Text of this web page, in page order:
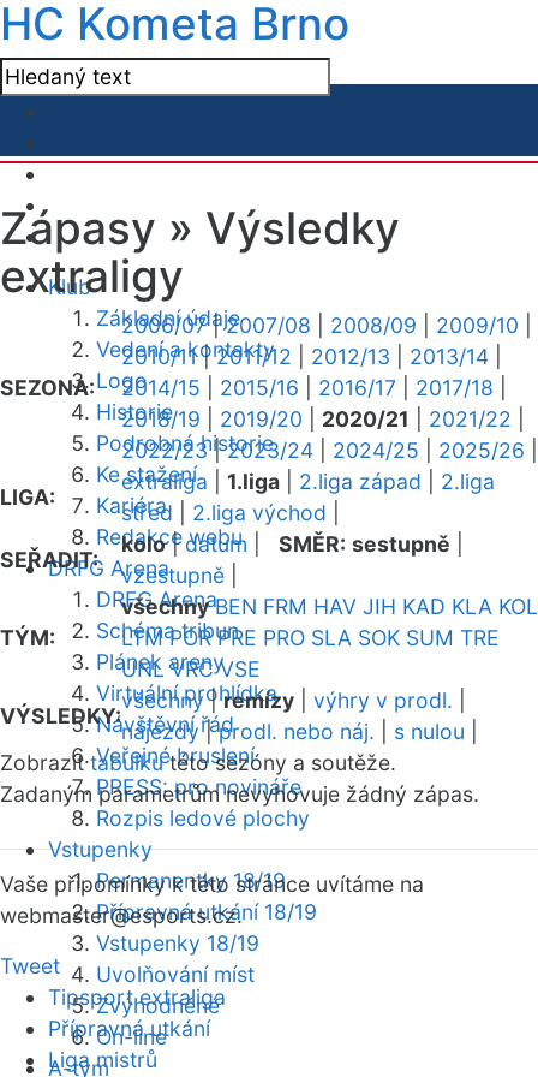
HC Kometa Brno
Klub
Základní údaje
Vedení a kontakty
Logo
Historie
Podrobná historie
Ke stažení
Kariéra
Redakce webu
DRFG Arena
DRFG Arena
Schéma tribun
Plánek areny
Virtuální prohlídka
Návštěvní řád
Veřejné bruslení
PRESS: pro novináře
Rozpis ledové plochy
Vstupenky
Permanentky 18/19
Přípravná utkání 18/19
Vstupenky 18/19
Uvolňování míst
Zvýhodněné
On-line
A-tým
Zápasy » Výsledky
extraligy
SEZONA:
2006/07|2007/08 2008/09 2009/10
2010/11|2011/12 2012/13 2013/14
2014/15
2015/16 2016/17 2017/18
2018/19
2019/20 2020/21 2021/22
2022/23|2023/24 2024/25 2025/26
LIGA:
extraliga 1.liga 2.liga západ
2.liga
střed
2.liga východ
SEŘADIT:
kolo|datum SMĚR: sestupně
vzestupně
TÝM:
všechny BEN FRM HAV JIH KAD KLA KOL
LTM POR PRE PRO SLA SOK SUM TRE
UNL VRC VSE
VÝSLEDKY:
všechny|remízy výhry v prodl.
nájezdy|prodl. nebo náj. s nulou
Zobrazittabulkutéto sezóny a soutěže.
Zadaným parametrům nevyhovuje žádný zápas.
Vaše připomínky k této stránce uvítáme na
webmaster@esports.cz.
Tweet
Tipsport extraliga
Přípravná utkání
Liga mistrů